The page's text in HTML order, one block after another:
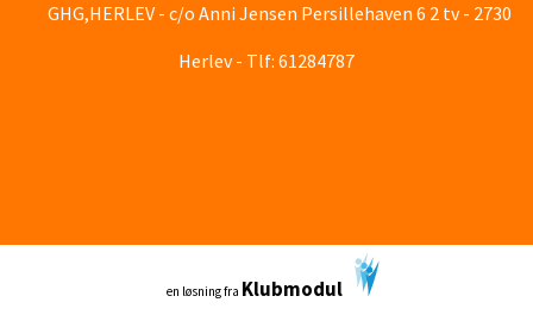
GHG,HERLEV - c/o Anni Jensen Persillehaven 6 2 tv - 2730
Herlev - Tlf: 61284787
en løsning fra Klubmodul